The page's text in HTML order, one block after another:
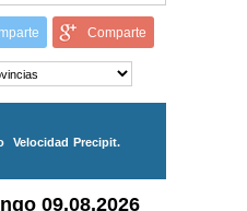
Comparte
Velocidad Precipit.
09.08.2026